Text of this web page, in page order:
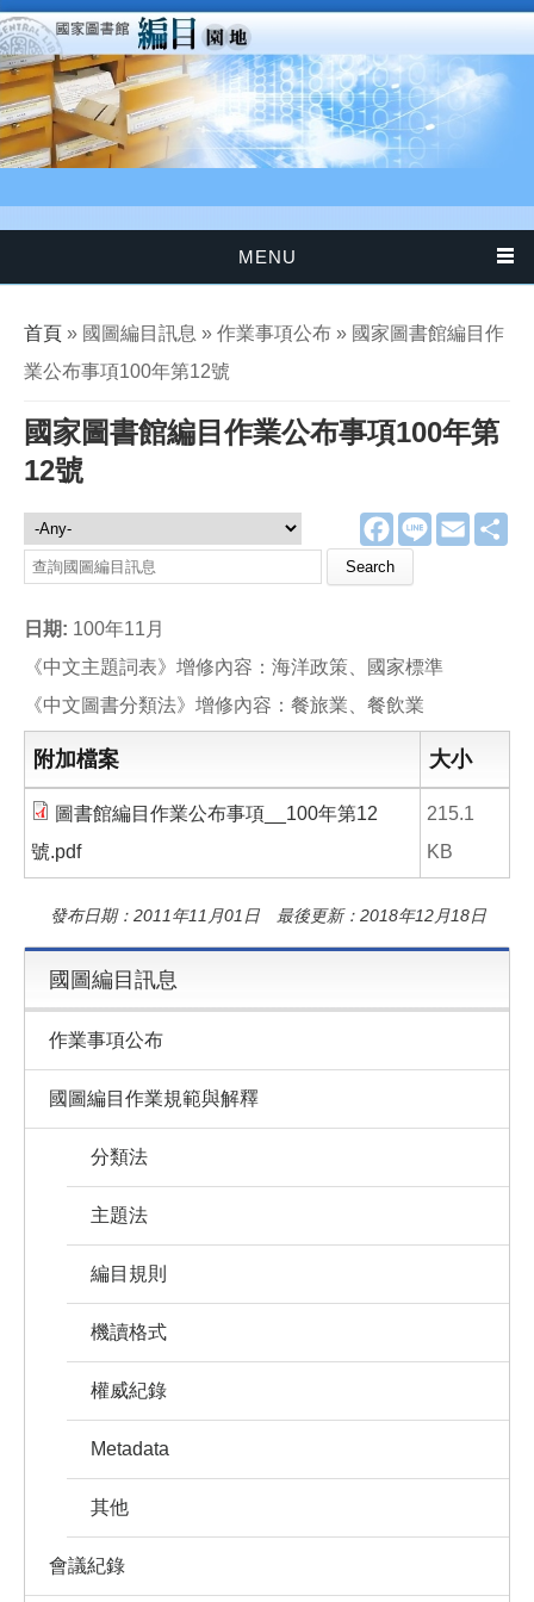
移至主內容
MENU
您在這裡
首頁 » 國圖編目訊息 » 作業事項公布 » 國家圖書館編目作
業公布事項100年第12號
國家圖書館編目作業公布事項100年第
12號
F
a
e
k
L
E
m
國圖編目訊息
Search this site
日期: 100年11月
《中文主題詞表》增修內容：海洋政策、國家標準
《中文圖書分類法》增修內容：餐旅業、餐飲業
附加檔案 大小
圖書館編目作業公布事項__100年第12
號.pdf
215.1
KB
發布日期：2011年11月01日 最後更新：2018年12月18日
國圖編目訊息
作業事項公布
國圖編目作業規範與解釋
分類法
主題法
編目規則
機讀格式
權威紀錄
Metadata
其他
會議紀錄